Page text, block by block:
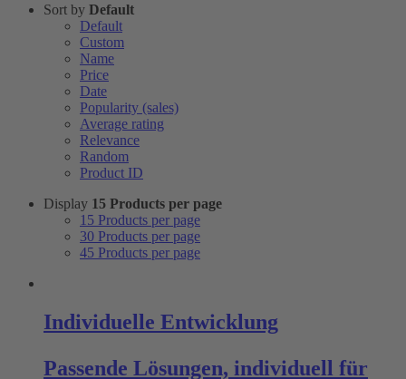
Sort by Default
Default
Custom
Name
Price
Date
Popularity (sales)
Average rating
Relevance
Random
Product ID
Display 15 Products per page
15 Products per page
30 Products per page
45 Products per page
Individuelle Entwicklung
Passende Lösungen, individuell für